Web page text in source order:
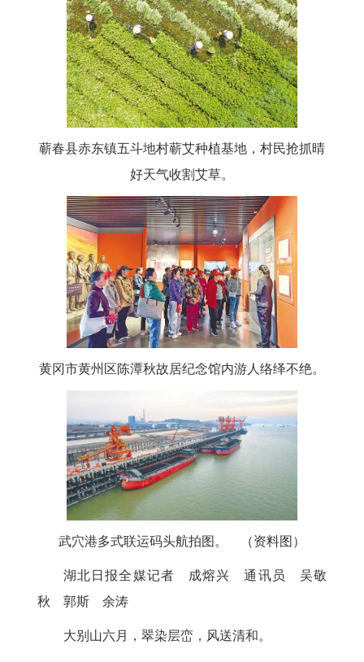
蕲春县赤东镇五斗地村蕲艾种植基地，村民抢抓晴
好天气收割艾草。
黄冈市黄州区陈潭秋故居纪念馆内游人络绎不绝。
武穴港多式联运码头航拍图。 （资料图）
湖北日报全媒记者 成熔兴 通讯员 吴敬
秋 郭斯 余涛
大别山六月，翠染层峦，风送清和。